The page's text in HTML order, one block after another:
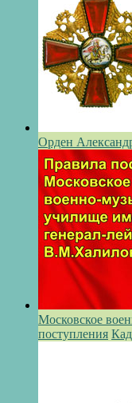
Орден
Московское
поступления